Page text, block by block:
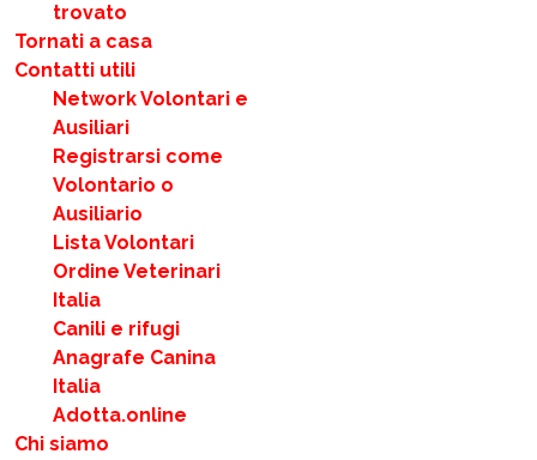
trovato
Tornati a casa
Contatti utili
Network Volontari e
Ausiliari
Registrarsi come
Volontario o
Ausiliario
Lista Volontari
Ordine Veterinari
Italia
Canili e rifugi
Anagrafe Canina
Italia
Adotta.online
Chi siamo